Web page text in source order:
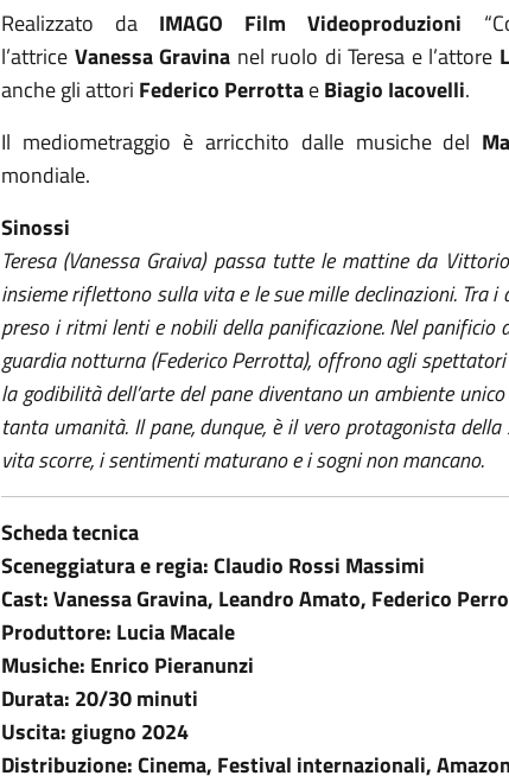
Realizzato da IMAGO Film Videoproduzioni
l’attrice Vanessa Gravina nel ruolo di Teresa e l’attore
anche gli attori Federico PerrottaeBiagio Iacovelli.
Il mediometraggio è arricchito dalle musiche del
mondiale.
Sinossi
Teresa (Vanessa Graiva) passa tutte le mattine da
insieme riflettono sulla vita e le sue mille declinazioni. Tra
preso i ritmi lenti e nobili della panificazione. Nel
guardia notturna (Federico Perrotta), offrono agli
la godibilità dell’arte del pane diventano un ambiente
tanta umanità. Il pane, dunque, è il vero protagonista
vita scorre, i sentimenti maturano e i sogni non mancano.
Scheda tecnica
Sceneggiatura e regia: Claudio Rossi Massimi
Cast: Vanessa Gravina, Leandro Amato, Federico
Produttore: Lucia Macale
Musiche: Enrico Pieranunzi
Durata: 20/30 minuti
Uscita: giugno 2024
Distribuzione: Cinema, Festival internazionali,